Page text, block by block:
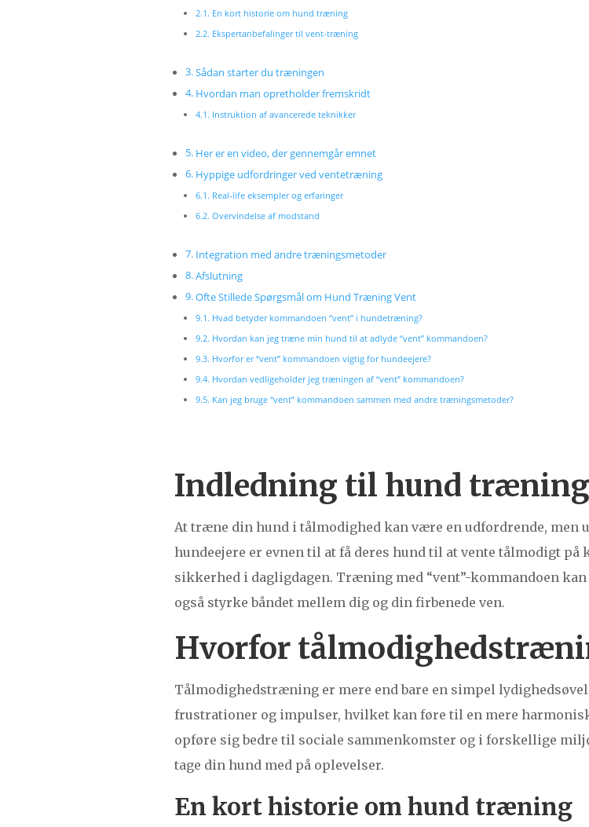
En kort historie om hund træning
Ekspertanbefalinger til vent-træning
Sådan starter du træningen
Hvordan man opretholder fremskridt
Instruktion af avancerede teknikker
Her er en video, der gennemgår emnet
Hyppige udfordringer ved ventetræning
Real-life eksempler og erfaringer
Overvindelse af modstand
Integration med andre træningsmetoder
Afslutning
Ofte Stillede Spørgsmål om Hund Træning Vent
Hvad betyder kommandoen “vent” i hundetræning?
Hvordan kan jeg træne min hund til at adlyde “vent” kommandoen?
Hvorfor er “vent” kommandoen vigtig for hundeejere?
Hvordan vedligeholder jeg træningen af “vent” kommandoen?
Kan jeg bruge “vent” kommandoen sammen med andre træningsmetoder?
Indledning til hund
At træne din hund i tålmodighed kan være en udfordrende, men
hundeejere er evnen til at få deres hund til at vente tålmodigt
sikkerhed i dagligdagen. Træning med “vent”-kommandoen
også styrke båndet mellem dig og din firbenede ven.
Hvorfor
Tålmodighedstræning er mere end bare en simpel
frustrationer og impulser, hvilket kan føre til en mere
opføre sig bedre til sociale sammenkomster og i forskellige
tage din hund med på oplevelser.
En kort historie om hund træning